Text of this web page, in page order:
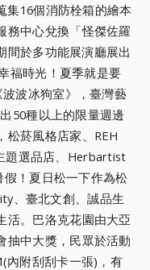
集16個消防栓箱的繪本
務中心兌換「怪傑佐羅
間於多功能展演廳展出
福時光！夏季就是要
波冰狗室》，臺灣藝
50種以上的限量週邊
松菸風格店家、REH
題選品店、Herbartist
！夏日松一下作為松
、臺北文創、誠品生
活。巴洛克花園由大亞
抽中大獎，民眾於活動
內附刮刮卡一張)，有